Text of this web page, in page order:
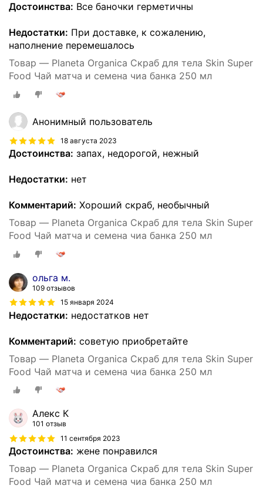
Достоинства: Все баночки герметичны
Недостатки: При доставке, к сожалению,
наполнение перемешалось
Товар — Planeta Organica Скраб для тела Skin Super
Food Чай матча и семена чиа банка 250 мл
Анонимный пользователь
18 августа 2023
Достоинства: запах, недорогой, нежный
Недостатки: нет
Комментарий: Хороший скраб, необычный
Товар — Planeta Organica Скраб для тела Skin Super
Food Чай матча и семена чиа банка 250 мл
ольга м.
109 отзывов
15 января 2024
Недостатки: недостатков нет
Комментарий: советую приобретайте
Товар — Planeta Organica Скраб для тела Skin Super
Food Чай матча и семена чиа банка 250 мл
Алекс К
101 отзыв
11 сентября 2023
Достоинства: жене понравился
Товар — Planeta Organica Скраб для тела Skin Super
Food Чай матча и семена чиа банка 250 мл